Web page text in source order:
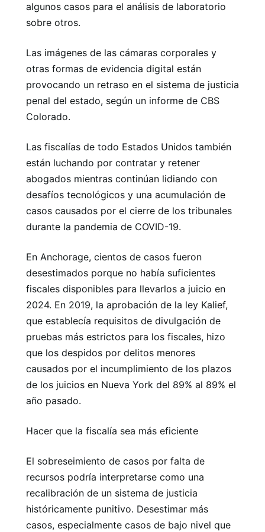
algunos casos para el análisis de laboratorio
sobre otros.
Las imágenes de las cámaras corporales y
otras formas de evidencia digital están
provocando un retraso en el sistema de justicia
penal del estado, según un informe de CBS
Colorado.
Las fiscalías de todo Estados Unidos también
están luchando por contratar y retener
abogados mientras continúan lidiando con
desafíos tecnológicos y una acumulación de
casos causados ​​por el cierre de los tribunales
durante la pandemia de COVID-19.
En Anchorage, cientos de casos fueron
desestimados porque no había suficientes
fiscales disponibles para llevarlos a juicio en
2024. En 2019, la aprobación de la ley Kalief,
que establecía requisitos de divulgación de
pruebas más estrictos para los fiscales, hizo
que los despidos por delitos menores
causados ​​por el incumplimiento de los plazos
de los juicios en Nueva York del 89% al 89% el
año pasado.
Hacer que la fiscalía sea más eficiente
El sobreseimiento de casos por falta de
recursos podría interpretarse como una
recalibración de un sistema de justicia
históricamente punitivo. Desestimar más
casos, especialmente casos de bajo nivel que